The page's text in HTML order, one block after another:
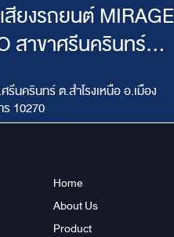
สียงรถยนต์ MIRAGE
ร์
รีนครินทร์ ต.สำโรงเหนือ อ.เมือง
10270
Get Direction
Home
About Us
Product